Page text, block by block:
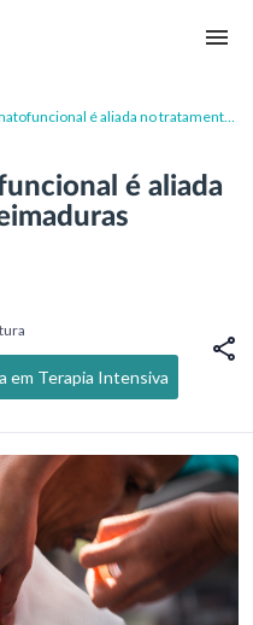
é aliada no tratamento
é aliada
em Terapia Intensiva